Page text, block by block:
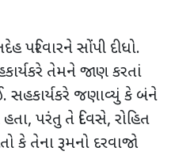
પરિવારને સોંપી દીધો.
તેમને જાણ કરતાં
સહકાર્યકરે જણાવ્યું કે બંને
, પરંતુ તે દિવસે, રોહિત
કે તેના રૂમનો દરવાજો